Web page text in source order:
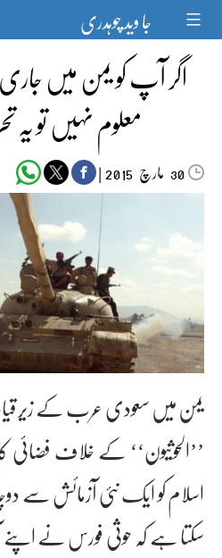
content جا وید چوہدری
اگر آپ کو یمن میں
معلوم نہیں تو یہ
30 مارچ‬‮ |
یمن میں سعودی عرب کے زیر
’’الحوثیون‘‘ کے خلاف فضائی
اسلام کو ایک نئی آزمائش سے
سکتا ہے کہ حوثی فورس نے